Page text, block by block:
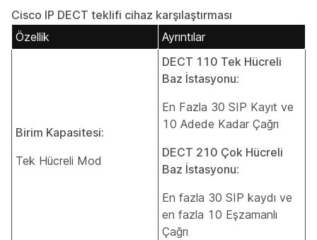
Cisco IP DECT teklifi cihaz karşılaştırması
Özellik
Ayrıntılar
Birim Kapasitesi:
Tek Hücreli Mod
DECT 110 Tek Hücreli
Baz İstasyonu:
En Fazla 30 SIP Kayıt ve
10 Adede Kadar Çağrı
DECT 210 Çok Hücreli
Baz İstasyonu:
En fazla 30 SIP kaydı ve
en fazla 10 Eşzamanlı
Çağrı